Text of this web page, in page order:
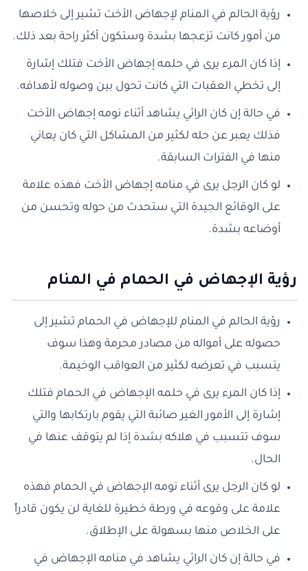
رؤية الحالم في المنام لإجهاض الأخت تشير إلى خلاصها
من أمور كانت تزعجها بشدة وستكون أكثر راحة بعد ذلك.
إذا كان المرء يرى في حلمه إجهاض الأخت فتلك إشارة
إلى تخطي العقبات التي كانت تحول بين وصوله لأهدافه.
في حالة إن كان الرائي يشاهد أثناء نومه إجهاض الأخت
فذلك يعبر عن حله لكثير من المشاكل التي كان يعاني
منها في الفترات السابقة.
لو كان الرجل يرى في منامه إجهاض الأخت فهذه علامة
على الوقائع الجيدة التي ستحدث من حوله وتحسن من
أوضاعه بشدة.
رؤية الإجهاض في الحمام في المنام
رؤية الحالم في المنام للإجهاض في الحمام تشير إلى
حصوله على أمواله من مصادر محرمة وهذا سوف
يتسبب في تعرضه لكثير من العواقب الوخيمة.
إذا كان المرء يرى في حلمه الإجهاض في الحمام فتلك
إشارة إلى الأمور الغير صائبة التي يقوم بارتكابها والتي
سوف تتسبب في هلاكه بشدة إذا لم يتوقف عنها في
الحال.
لو كان الرجل يرى أثناء نومه الإجهاض في الحمام فهذه
علامة على وقوعه في ورطة خطيرة للغاية لن يكون قادراً
على الخلاص منها بسهولة على الإطلاق.
في حالة إن كان الرائي يشاهد في منامه الإجهاض في